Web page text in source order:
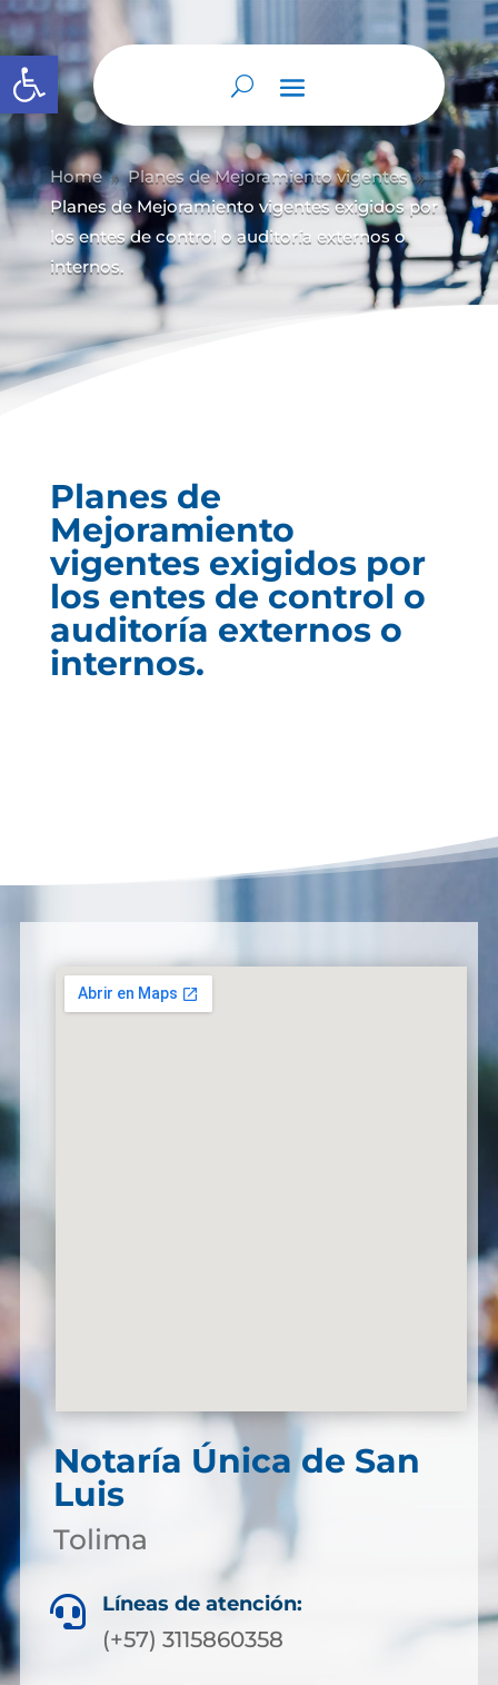
Abrir barra de herramientas
Home 9 Planes de Mejoramiento vigentes 9
Planes de Mejoramiento vigentes exigidos por
los entes de control o auditoría externos o
internos.
Planes de
Mejoramiento
vigentes exigidos por
los entes de control o
auditoría externos o
internos.
Notaría Única de San
Luis
Tolima
 Líneas de atención:
(+57) 3115860358